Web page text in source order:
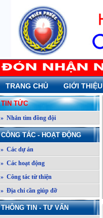
TRANG CHỦ GIỚI THIỆU
TIN TỨC
» Nhắn tìm đồng đội
CÔNG TÁC - HOẠT ĐỘNG
» Các dự án
» Các hoạt động
» Công tác từ thiện
» Địa chỉ cần giúp đỡ
THÔNG TIN - TƯ VẤN